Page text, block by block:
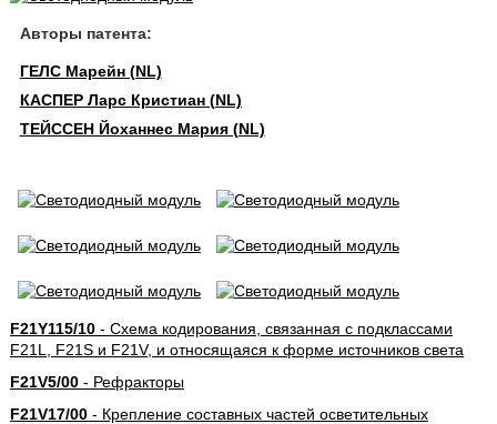
Авторы патента:
ГЕЛС Марейн (NL)
КАСПЕР Ларс Кристиан (NL)
ТЕЙССЕН Йоханнес Мария (NL)
F21Y115/10- Схема кодирования, связанная с подклассами
F21L, F21S и F21V, и относящаяся к форме источников света
F21V5/00- Рефракторы
F21V17/00- Крепление составных частей осветительных